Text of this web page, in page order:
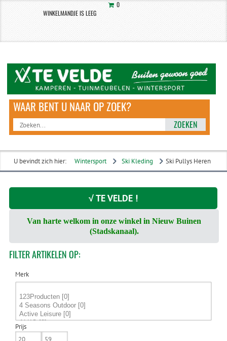
0
WINKELMANDJE IS LEEG
ZOEKEN
U bevindt zich hier: Wintersport Ski Kleding Ski Pullys Heren
√ TE VELDE !
Van harte welkom in onze winkel in Nieuw Buinen
(Stadskanaal).
FILTERARTIKELEN OP:
Merk
Prijs